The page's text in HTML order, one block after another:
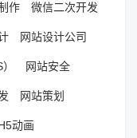
作 微信二次开发
网站设计公司
网站安全
网站策划
动画